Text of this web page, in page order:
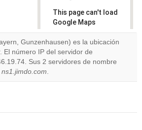
This page can't load
Google Maps
correctly.
Do you
own this
OK
Gunzenhausen) es la ubicación
El número IP del servidor de
Sus 2 servidores de nombre
ns1.jimdo.com.